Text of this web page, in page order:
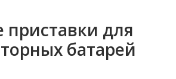
приставки для
батарей